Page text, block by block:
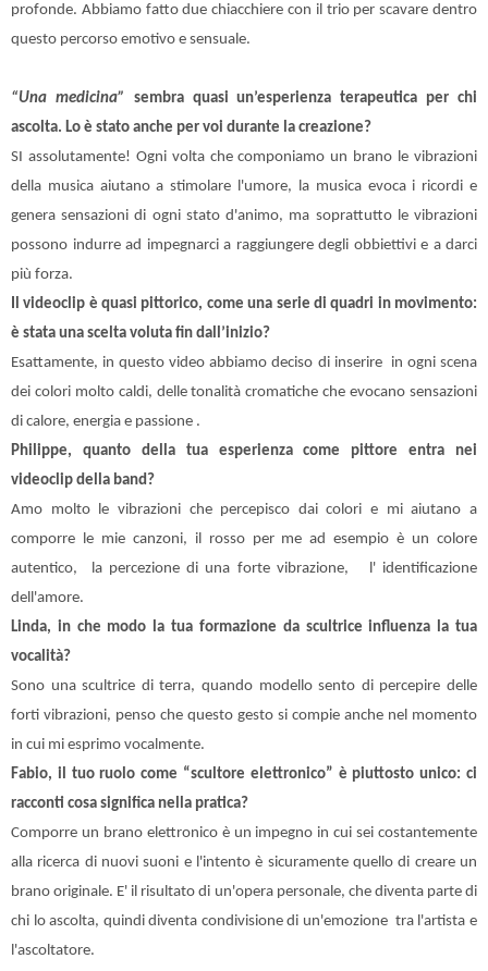
profonde. Abbiamo fatto due chiacchiere con il trio per scavare dentro
questo percorso emotivo e sensuale.
“Una medicina”
sembra quasi un’esperienza terapeutica per chi
ascolta. Lo è stato anche per voi durante la creazione?
SI assolutamente! Ogni volta che componiamo un brano le vibrazioni
della musica aiutano a stimolare l'umore, la musica evoca i ricordi e
genera sensazioni di ogni stato d'animo, ma soprattutto le vibrazioni
possono indurre ad impegnarci a raggiungere degli obbiettivi e a darci
più forza.
Il videoclip è quasi pittorico, come una serie di quadri in movimento:
è stata una scelta voluta fin dall’inizio?
Esattamente, in questo video abbiamo deciso di inserire
in ogni scena
dei colori molto caldi, delle tonalità cromatiche che evocano sensazioni
di calore, energia e passione .
Philippe, quanto della tua esperienza come pittore entra nei
videoclip della band?
Amo molto le vibrazioni che percepisco dai colori e mi aiutano a
comporre le mie canzoni, il rosso per me ad esempio è un colore
autentico,
la percezione di una forte vibrazione,
l' identificazione
dell'amore.
Linda, in che modo la tua formazione da scultrice influenza la tua
vocalità?
Sono una scultrice di terra, quando modello sento di percepire delle
forti vibrazioni, penso che questo gesto si compie anche nel momento
in cui mi esprimo vocalmente.
Fabio, il tuo ruolo come “scultore elettronico” è piuttosto unico: ci
racconti cosa significa nella pratica?
Comporre un brano elettronico è un impegno in cui sei costantemente
alla ricerca di nuovi suoni e l'intento è sicuramente quello di creare un
brano originale. E' il risultato di un'opera personale, che diventa parte di
chi lo ascolta, quindi diventa condivisione di un'emozione tra l'artista e
l'ascoltatore.